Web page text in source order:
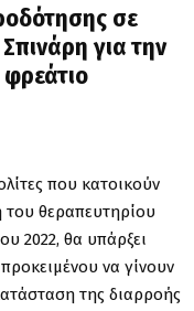
σε
για την
που κατοικούν
του θεραπευτηρίου
2022, θα υπάρξει
να γίνουν
της διαρροής